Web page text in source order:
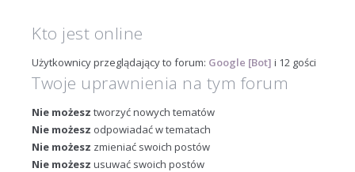
Kto jest online
Użytkownicy przeglądający to forum: Google [Bot] i 12 gości
Twoje uprawnienia na tym forum
Nie możesz tworzyć nowych tematów
Nie możesz odpowiadać w tematach
Nie możesz zmieniać swoich postów
Nie możesz usuwać swoich postów